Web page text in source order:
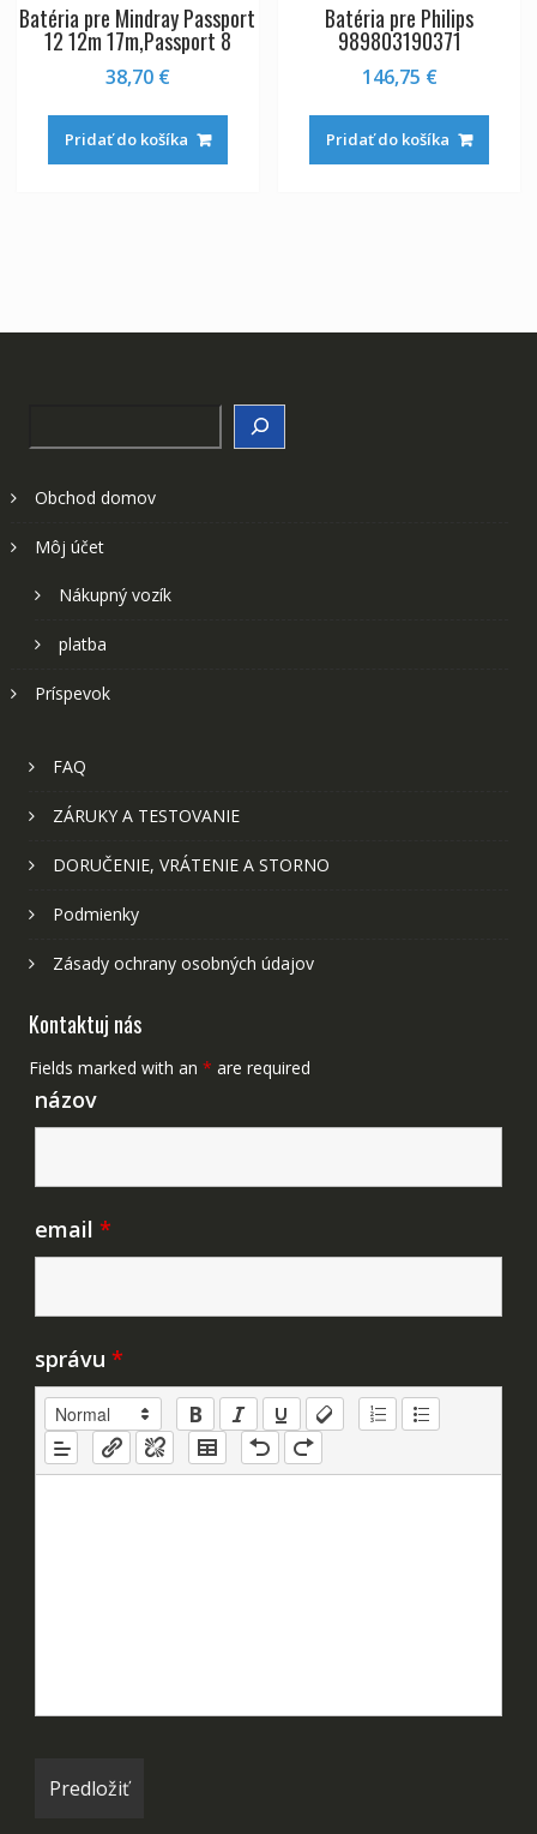
Batéria pre Mindray Passport
12 12m 17m,Passport 8
38,70 €
Pridať do košíka
Batéria pre Philips
989803190371
146,75 €
Pridať do košíka
Obchod domov
Môj účet
Nákupný vozík
platba
Príspevok
FAQ
ZÁRUKY A TESTOVANIE
DORUČENIE, VRÁTENIE A STORNO
Podmienky
Zásady ochrany osobných údajov
Kontaktuj nás
Fields marked with an * are required
názov
email *
správu *